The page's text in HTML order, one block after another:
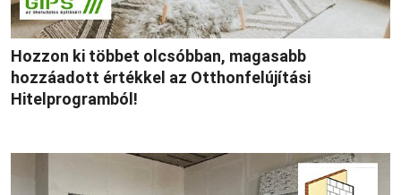
Hozzon ki többet olcsóbban, magasabb
hozzáadott értékkel az Otthonfelújítási
Hitelprogramból!